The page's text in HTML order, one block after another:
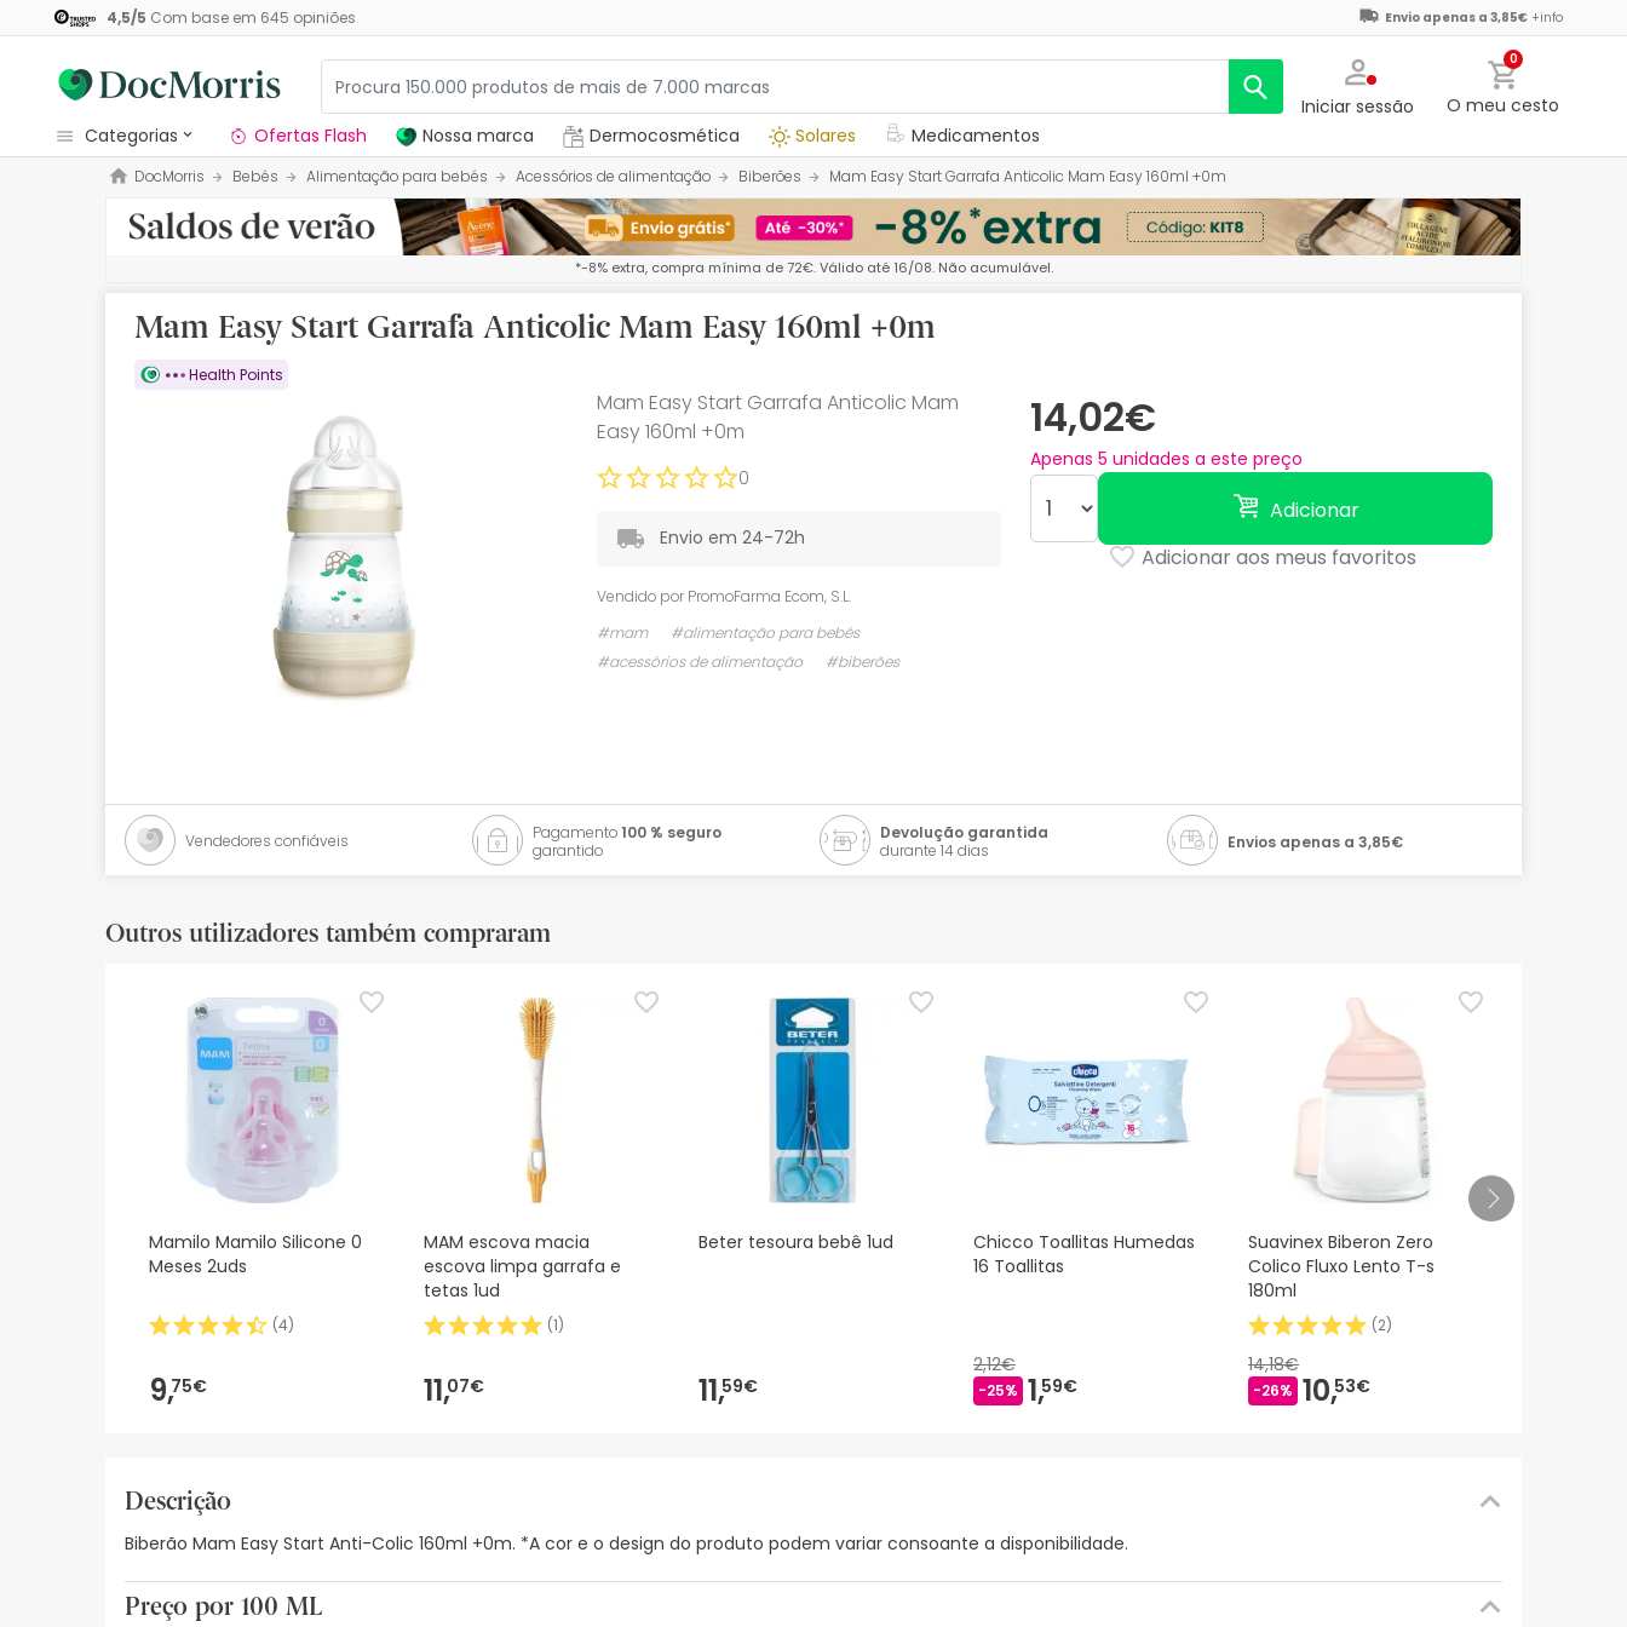
4,5/5 Com base em 645 opiniões Envio apenas a 3,85€ +info
Iniciar sessão
0
O meu cesto
categorias
Dermocosmetica
Nossa marca
Medicamentos
Cosmética
Promoções
Mais vendidos
Ofertas Flash Nossa marca Dermocosmética Solares Medicamentos
DocMorris Bebés Alimentação para bebés Acessórios de alimentação Biberões Mam Easy Start Garrafa Anticolic Mam Easy 160ml +0m
*-8% extra, compra mínima de 72€. Válido até 16/08. Não acumulável.
Mam Easy Start Garrafa Anticolic Mam Easy 160ml +0m
Health Points
14,02€
Apenas 5 unidades a este preço
Adicionar
Adicionar aos meus favoritos
Mam Easy Start Garrafa Anticolic Mam
Easy 160ml +0m
0
Envio em 24-72h
Vendido por PromoFarma Ecom, S.L.
#mam
#alimentação para bebés
#acessórios de alimentação
#biberões
Vendedores confiáveis Pagamento100 % seguro
garantido
Devolução garantida
durante 14 dias
Envios apenas a 3,85€
Outros utilizadores também compraram
Mamilo Mamilo Silicone 0
Meses 2uds
(4)
9,75€
MAM escova macia
escova limpa garrafa e
tetas 1ud
(1)
11,07€
Beter tesoura bebê 1ud
11,59€
Chicco Toallitas Humedas
16 Toallitas
2,12€
-25% 1,59€
Suavinex Biberon Zero
Colico Fluxo Lento T-s
180ml
(2)
14,18€
-26% 10,53€
Descrição
Biberão Mam Easy Start Anti-Colic 160ml +0m. *A cor e o design do produto podem variar consoante a disponibilidade.
Preço por 100 ML